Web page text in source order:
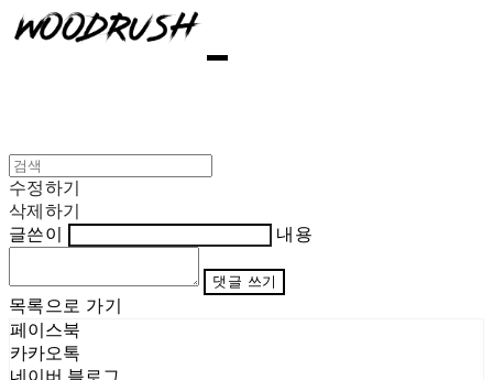
수정하기
삭제하기
글쓴이
내용
댓글 쓰기
목록으로 가기
페이스북
카카오톡
네이버 블로그